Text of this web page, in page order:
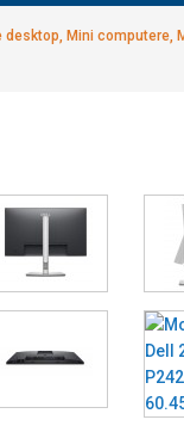
desktop, Mini computere,